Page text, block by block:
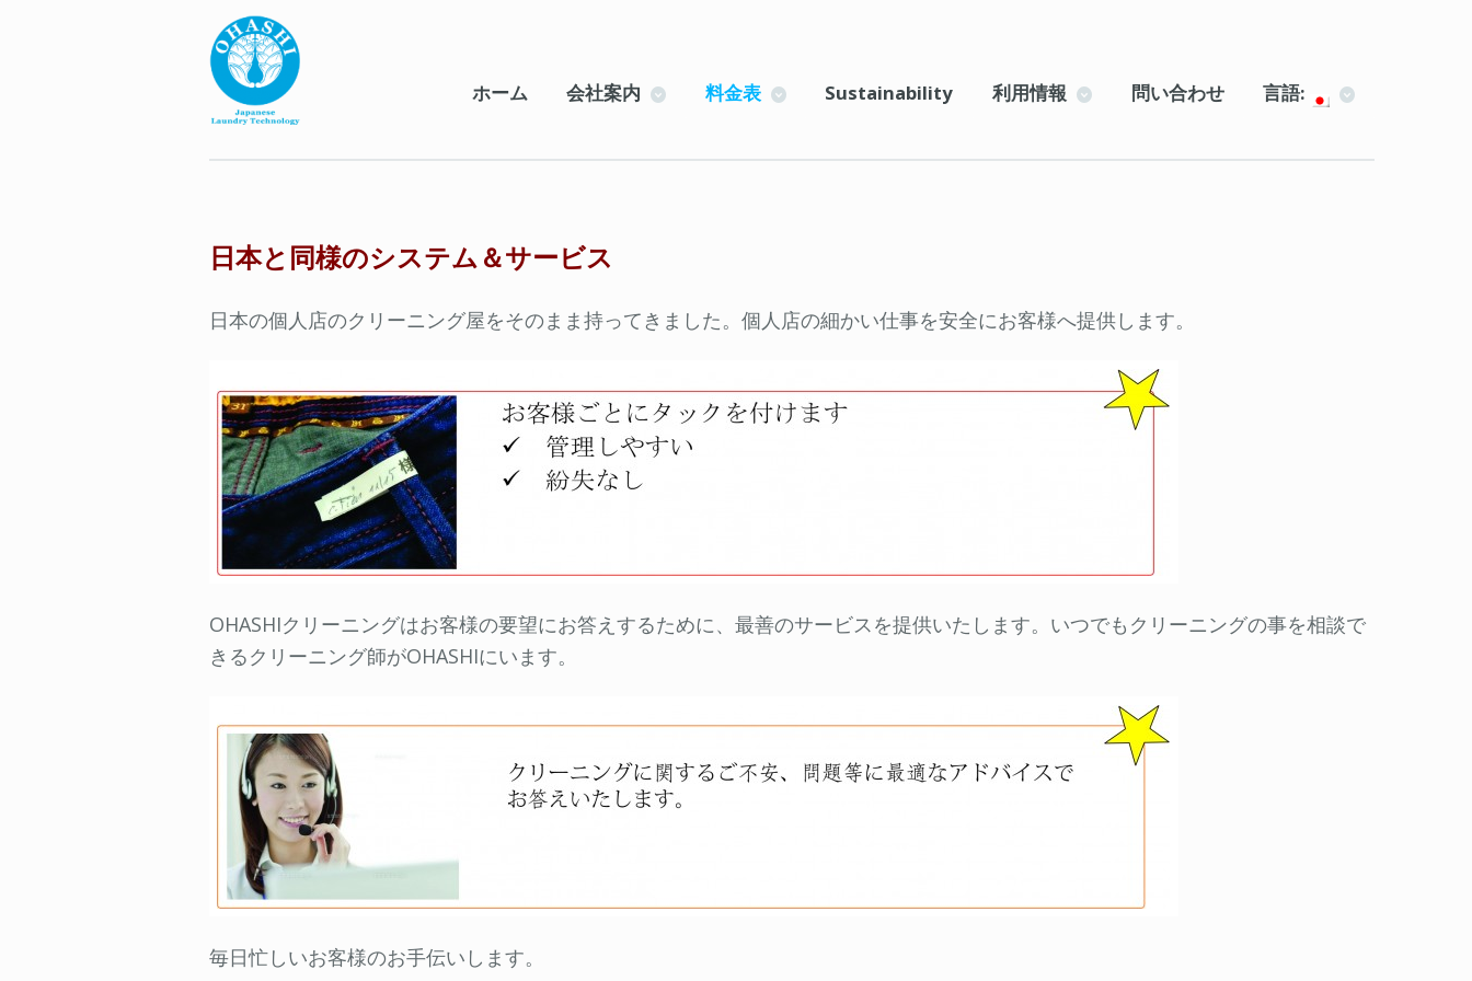
ホーム 会社案内 料金表 Sustainability 利用情報 問い合わせ 言語:
日本と同様のシステム＆サービス
日本の個人店のクリーニング屋をそのまま持ってきました。個人店の細かい仕事を安全にお客様へ提供します。
OHASHIクリーニングはお客様の要望にお答えするために、最善のサービスを提供いたします。いつでもクリーニングの事を相談で
きるクリーニング師がOHASHIにいます。
毎日忙しいお客様のお手伝いします。